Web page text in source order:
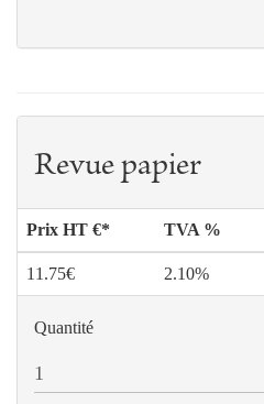
Revue papier
Prix HT €* TVA %
11.75€ 2.10%
Quantité